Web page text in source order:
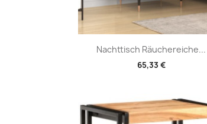
Nachttisch Räuchereiche...
65,33 €
Vorschau